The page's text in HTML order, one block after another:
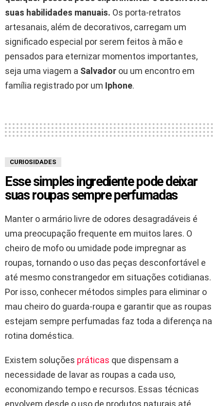
suas habilidades manuais. Os porta-retratos
artesanais, além de decorativos, carregam um
significado especial por serem feitos à mão e
pensados para eternizar momentos importantes,
seja uma viagem a Salvador ou um encontro em
família registrado por um Iphone.
CURIOSIDADES
Esse simples ingrediente pode deixar
suas roupas sempre perfumadas
Manter o armário livre de odores desagradáveis é
uma preocupação frequente em muitos lares. O
cheiro de mofo ou umidade pode impregnar as
roupas, tornando o uso das peças desconfortável e
até mesmo constrangedor em situações cotidianas.
Por isso, conhecer métodos simples para eliminar o
mau cheiro do guarda-roupa e garantir que as roupas
estejam sempre perfumadas faz toda a diferença na
rotina doméstica.
Existem soluções práticas que dispensam a
necessidade de lavar as roupas a cada uso,
economizando tempo e recursos. Essas técnicas
envolvem desde o uso de produtos naturais até